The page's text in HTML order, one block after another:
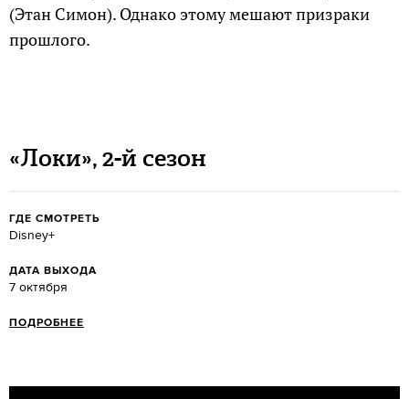
(Этан Симон). Однако этому мешают призраки
прошлого.
«Локи», 2-й сезон
ГДЕ СМОТРЕТЬ
Disney+
ДАТА ВЫХОДА
7 октября
ПОДРОБНЕЕ